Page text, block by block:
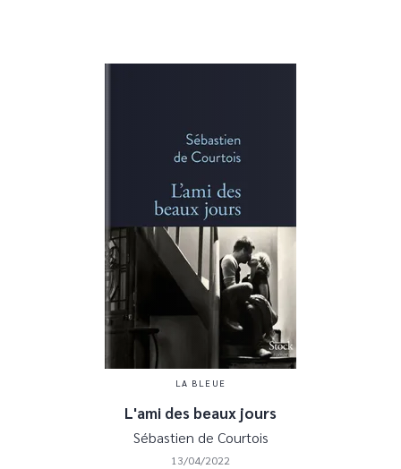
LA BLEUE
L'ami des beaux jours
Sébastien de Courtois
13/04/2022